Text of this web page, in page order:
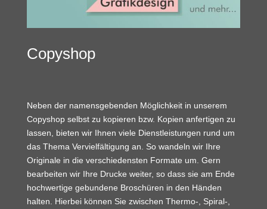
Copyshop
Neben der namensgebenden Möglichkeit in unserem
Copyshop selbst zu kopieren bzw. Kopien anfertigen zu
lassen, bieten wir Ihnen viele Dienstleistungen rund um
das Thema Vervielfältigung an. So wandeln wir Ihre
Originale in die verschiedensten Formate um. Gern
bearbeiten wir Ihre Drucke weiter, so dass sie am Ende
hochwertige gebundene Broschüren in den Händen
halten. Hierbei können Sie zwischen Thermo-, Spiral-,